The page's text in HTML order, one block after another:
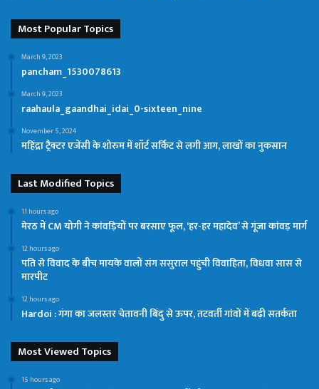
Most Popular Topics
March 9, 2023
pancham_1530078613
March 9, 2023
raahaula_gaandhai_idai_0-sixteen_nine
November 5, 2024
महिंद्रा ट्रैक्टर एजेंसी के शोरुम में शॉर्ट सर्किट से लगी आग, लाखों का नुकसान
Last Modified Topics
11 hours ago
मेरठ में CM योगी ने कांवड़ियों पर बरसाए फूल, ‘हर-हर महादेव’ से गूंजा कांवड़ मार्ग
12 hours ago
पति से विवाद के बीच मायके वालों संग ससुराल पहुंची विवाहिता, विधवा सास से
मारपीट
12 hours ago
Hardoi : गंगा का जलस्तर चेतावनी बिंदु से ऊपर, तटवर्ती गांवों में बढ़ी सतर्कता
Most Viewed Topics
15 hours ago